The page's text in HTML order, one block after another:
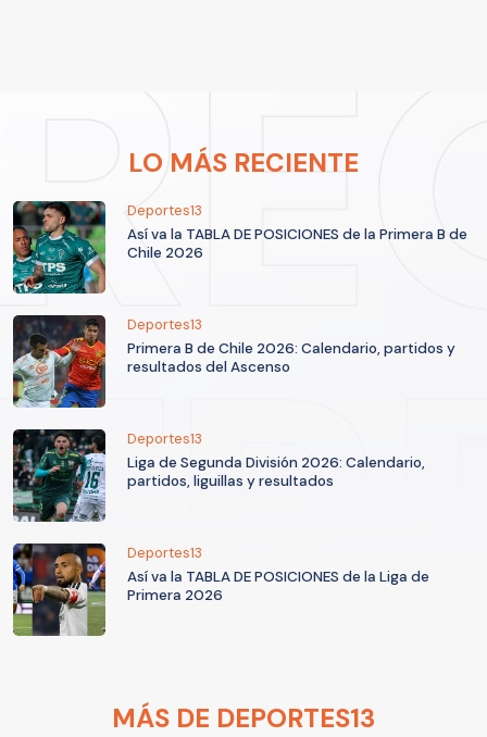
LO MÁS RECIENTE
Deportes13
Así va la TABLA DE POSICIONES de la Primera B de
Chile 2026
Deportes13
Primera B de Chile 2026: Calendario, partidos y
resultados del Ascenso
Deportes13
Liga de Segunda División 2026: Calendario,
partidos, liguillas y resultados
Deportes13
Así va la TABLA DE POSICIONES de la Liga de
Primera 2026
MÁS DE DEPORTES13